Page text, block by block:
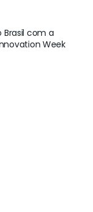
com a
Week